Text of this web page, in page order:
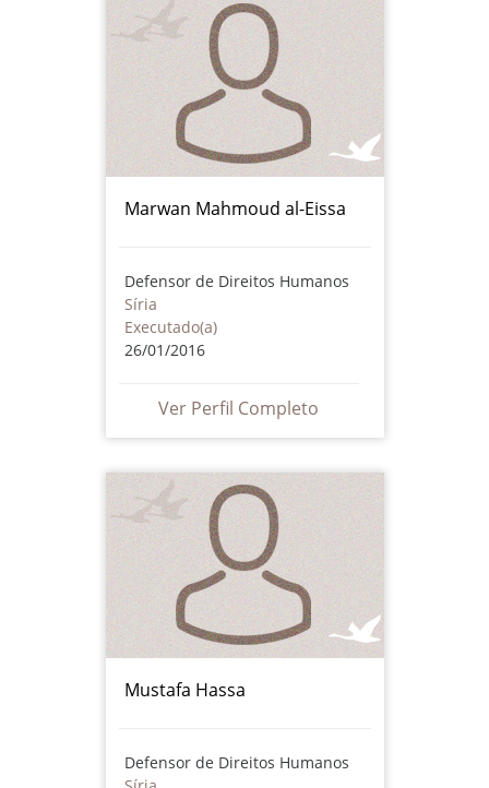
Marwan Mahmoud al-Eissa
Defensor de Direitos Humanos
Síria
Executado(a)
26/01/2016
Ver Perfil Completo
Mustafa Hassa
Defensor de Direitos Humanos